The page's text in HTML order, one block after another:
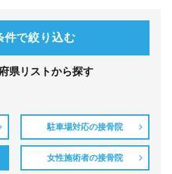
件で絞り込む
県リストから探す
駐車場対応の接骨院
女性施術者の接骨院